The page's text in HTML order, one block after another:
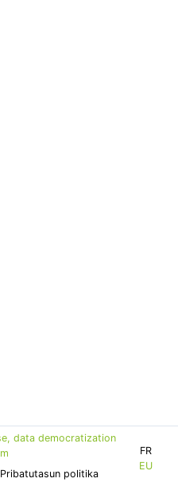
Pribatutasun politika
FR
EU